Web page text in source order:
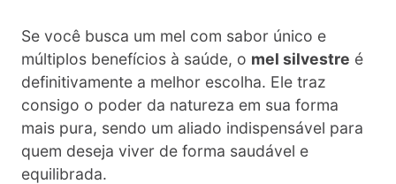
Se você busca um mel com sabor único e
múltiplos benefícios à saúde, o mel silvestre é
definitivamente a melhor escolha. Ele traz
consigo o poder da natureza em sua forma
mais pura, sendo um aliado indispensável para
quem deseja viver de forma saudável e
equilibrada.